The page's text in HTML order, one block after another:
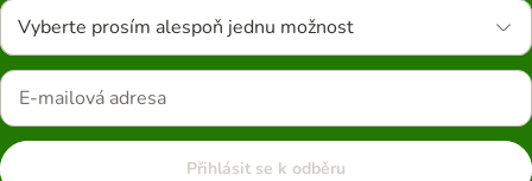
Vyberte prosím alespoň jednu možnost
Přihlásit se k odběru